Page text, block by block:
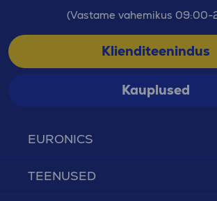
EURONICS
TEENUSED
(Vastame vahemikus 09:00-
Klienditeenindus
Kauplused